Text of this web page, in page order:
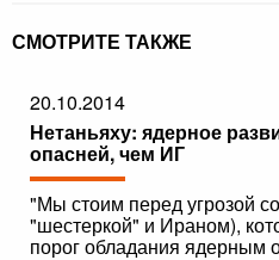
СМОТРИТЕ ТАКЖЕ
20.10.2014
Нетаньяху: ядерное
опасней, чем ИГ
"Мы стоим перед угрозой
"шестеркой" и Ираном),
порог обладания ядерным